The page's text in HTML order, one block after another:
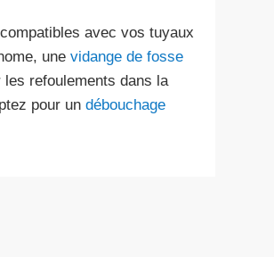
avec vos tuyaux
une vidange de fosse
refoulements dans la
pour un débouchage